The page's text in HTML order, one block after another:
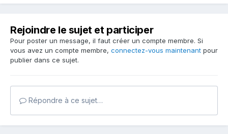
Rejoindre le sujet et participer
Pour poster un message, il faut créer un compte membre. Si
vous avez un compte membre, connectez-vous maintenant pour
publier dans ce sujet.
Répondre à ce sujet…